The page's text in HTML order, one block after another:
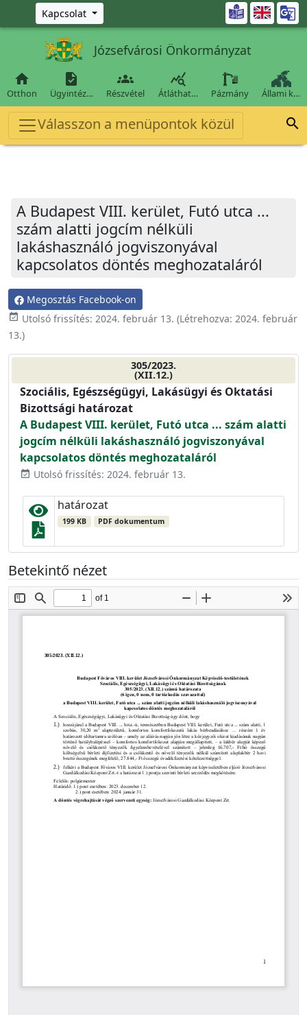
Ugrás a fő tartalomra
Kapcsolat 
Józsefvárosi Önkormányzat

Otthon

Ügyintéz…

Részvétel

Átláthat… Pázmány Állami k…
Válasszon a menüpontok közül 
A Budapest VIII. kerület, Futó utca ...
szám alatti jogcím nélküli
lakáshasználó jogviszonyával
kapcsolatos döntés meghozataláról
Megosztás Facebook-on
event_available Utolsó frissítés: 2024. február 13. (Létrehozva: 2024. február
13.)
305/2023.
(XII.12.)
Szociális, Egészségügyi, Lakásügyi és Oktatási
Bizottsági határozat
A Budapest VIII. kerület, Futó utca ... szám alatti
jogcím nélküli lakáshasználó jogviszonyával
kapcsolatos döntés meghozataláról
event_available Utolsó frissítés: 2024. február 13.
határozat
199 KB PDF dokumentum
Betekintő nézet